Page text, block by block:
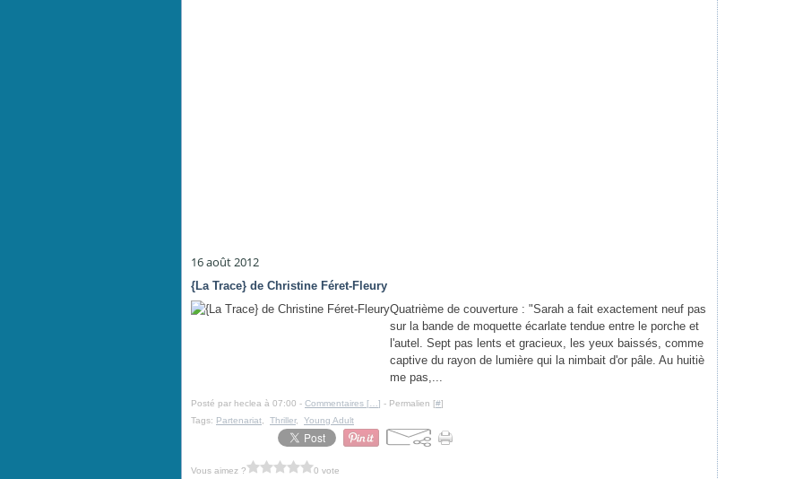
16 août 2012
{La Trace} de Christine Féret-Fleury
Quatrième de couverture : "Sarah a fait exactement neuf pas
sur la bande de moquette écarlate tendue entre le porche et
l'autel. Sept pas lents et gracieux, les yeux baissés, comme
captive du rayon de lumière qui la nimbait d'or pâle. Au huitiè
me pas,...
Posté par heclea à 07:00 - Commentaires [ ] - Permalien [#]
Tags: Partenariat Thriller, Young Adult
Vous aimez ? 0 vote